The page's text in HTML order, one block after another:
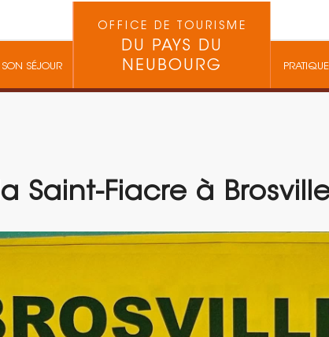
SON SÉJOUR
OFFICE DE TOURISME
DU PAYS DU
NEUBOURG
PRATIQUE
Saint-Fiacre à